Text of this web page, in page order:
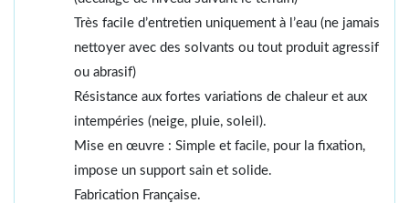
Très facile d’entretien uniquement à l’eau (ne jamais
nettoyer avec des solvants ou tout produit agressif
ou abrasif)
Résistance aux fortes variations de chaleur et aux
intempéries (neige, pluie, soleil).
Mise en œuvre : Simple et facile, pour la fixation,
impose un support sain et solide.
Fabrication Française.